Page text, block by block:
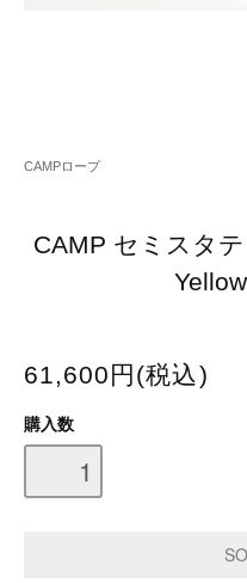
CAMPロープ
CAMP セミスタ
61,600円(税込)
購入数